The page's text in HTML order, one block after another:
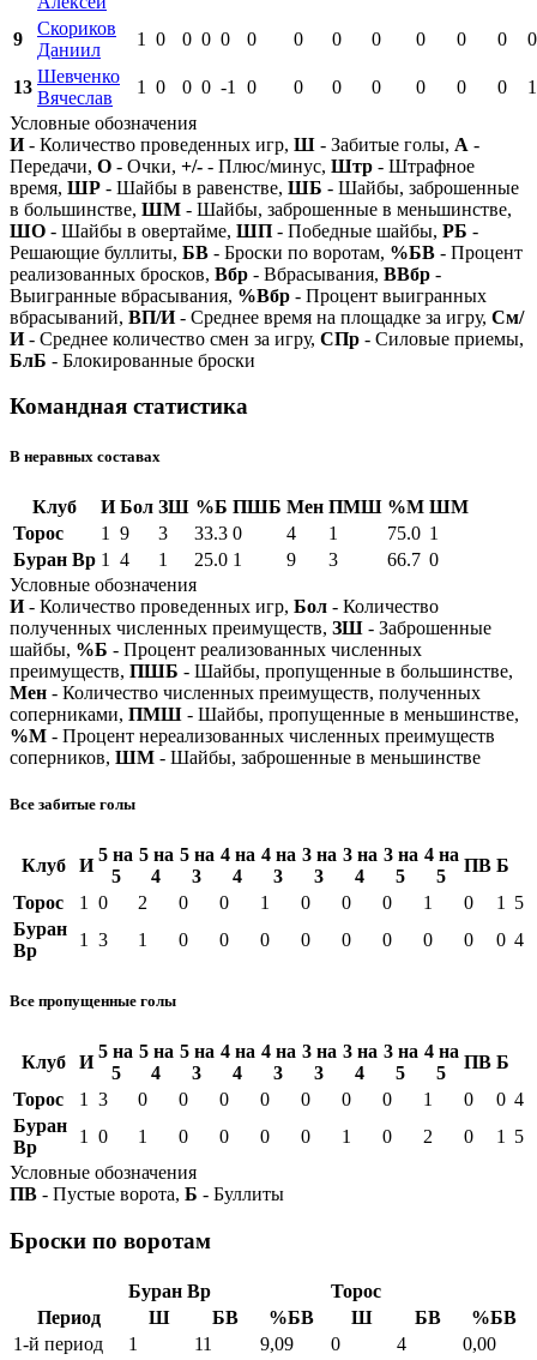
9
Скориков
Даниил
1 0 0 0 0 0 0 0 0 0 0 0 0
13
Шевченко
Вячеслав
1 0 0 0 -1 0 0 0 0 0 0 0
1
Условные обозначения
И- Количество проведенных игр, Ш - Забитые голы, А -
Передачи, О - Очки, +/- - Плюс/минус, Штр - Штрафное
время, ШР - Шайбы в равенстве, ШБ - Шайбы, заброшенные
в большинстве, ШМ - Шайбы, заброшенные в меньшинстве,
ШО - Шайбы в овертайме, ШП - Победные шайбы, РБ -
Решающие буллиты, БВ - Броски по воротам, %БВ - Процент
реализованных бросков, Вбр - Вбрасывания, ВВбр -
Выигранные вбрасывания, %Вбр - Процент выигранных
вбрасываний, ВП/И- Среднее время на площадке за игру, См/
И- Среднее количество смен за игру, СПр - Силовые приемы,
БлБ - Блокированные броски
Командная статистика
В неравных составах
Клуб И Бол ЗШ %Б ПШБ Мен ПМШ %М ШМ
Торос
1 9 3 33.3 0 4 1 75.0 1
Буран Вр 1 4 1 25.0 1 9 3 66.7 0
Условные обозначения
И- Количество проведенных игр, Бол - Количество
полученных численных преимуществ, ЗШ - Заброшенные
шайбы, %Б - Процент реализованных численных
преимуществ, ПШБ - Шайбы, пропущенные в большинстве,
Мен - Количество численных преимуществ, полученных
соперниками, ПМШ - Шайбы, пропущенные в меньшинстве,
%М - Процент нереализованных численных преимуществ
соперников, ШМ - Шайбы, заброшенные в меньшинстве
Все забитые голы
Клуб И
5 на
5
5 на
4
5 на
3
4 на
4
4 на
3
3 на
3
3 на
4
3 на
5
4 на
5
ПВ Б
Торос
1 0 2 0 0 1 0 0 0 1 0 1
5
Буран
Вр
1 3 1 0 0 0 0 0 0 0 0 0 4
Все пропущенные голы
Клуб И
5 на
5
5 на
4
5 на
3
4 на
4
4 на
3
3 на
3
3 на
4
3 на
5
4 на
5
ПВ Б
Торос
1 3 0 0 0 0 0 0 0 1 0 0 4
Буран
Вр
1 0 1 0 0 0 0 1 0 2 0 1 5
Условные обозначения
ПВ - Пустые ворота, Б - Буллиты
Броски по воротам
Буран Вр
Торос
Период
Ш БВ %БВ Ш БВ
%БВ
1-й период
1 11 9,09 0 4
0,00